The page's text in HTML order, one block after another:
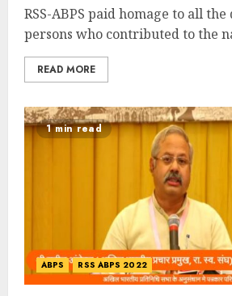
RSS-ABPS paid homage to all
persons who contributed to the
READ MORE
1 min read
ABPS RSS ABPS 2022